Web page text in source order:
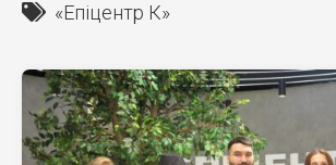
«Епіцентр К»